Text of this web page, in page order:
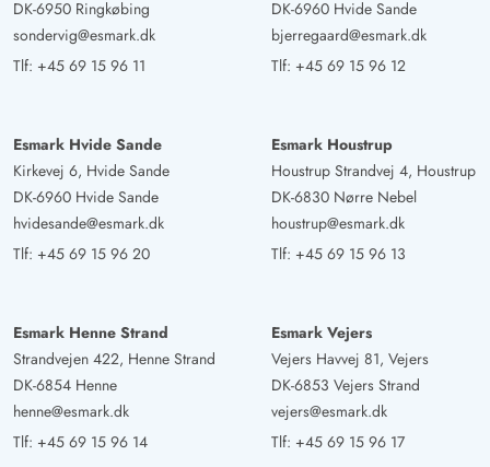
DK-6950 Ringkøbing
sondervig@esmark.dk
Tlf: +45 69 15 96 11
DK-6960 Hvide Sande
bjerregaard@esmark.dk
Tlf: +45 69 15 96 12
Esmark Hvide Sande
Kirkevej 6, Hvide Sande
DK-6960 Hvide Sande
hvidesande@esmark.dk
Tlf: +45 69 15 96 20
Esmark Houstrup
Houstrup Strandvej 4, Houstrup
DK-6830 Nørre Nebel
houstrup@esmark.dk
Tlf: +45 69 15 96 13
Esmark Henne Strand
Strandvejen 422, Henne Strand
DK-6854 Henne
henne@esmark.dk
Tlf: +45 69 15 96 14
Esmark Vejers
Vejers Havvej 81, Vejers
DK-6853 Vejers Strand
vejers@esmark.dk
Tlf: +45 69 15 96 17